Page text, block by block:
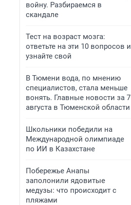
войну. Разбираемся в
скандале
Тест на возраст мозга:
ответьте на эти 10 вопросов и
узнайте свой
В Тюмени вода, по мнению
специалистов, стала меньше
вонять. Главные новости за 7
августа в Тюменской области
Школьники победили на
Международной олимпиаде
по ИИ в Казахстане
Побережье Анапы
заполонили ядовитые
медузы: что происходит с
пляжами